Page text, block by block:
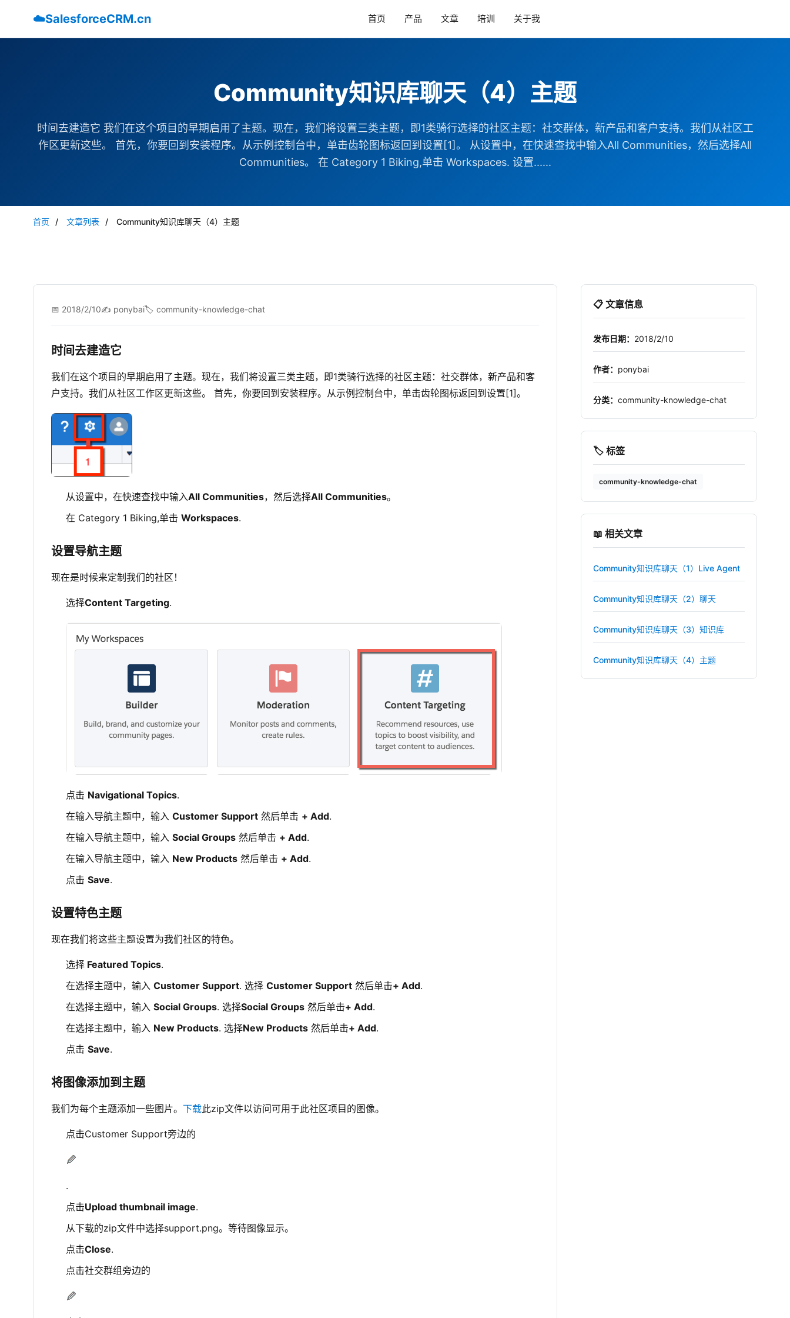
☁️SalesforceCRM.cn 首页 产品 文章 培训 关于我
Community知识库聊天（4）主题
时间去建造它 我们在这个项目的早期启用了主题。现在，我们将设置三类主题，即1类骑行选择的社区主题：社交群体，新产品和客户支持。我们从社区工
作区更新这些。 首先，你要回到安装程序。从示例控制台中，单击齿轮图标返回到设置[1]。 从设置中，在快速查找中输入All Communities，然后选择All
Communities。 在 Category 1 Biking,单击 Workspaces. 设置......
首页 / 文章列表 / Community知识库聊天（4）主题
📅 2018/2/10✍️ ponybai🏷️ community-knowledge-chat
时间去建造它
我们在这个项目的早期启用了主题。现在，我们将设置三类主题，即1类骑行选择的社区主题：社交群体，新产品和客
户支持。我们从社区工作区更新这些。 首先，你要回到安装程序。从示例控制台中，单击齿轮图标返回到设置[1]。
从设置中，在快速查找中输入All Communities，然后选择All Communities。
在 Category 1 Biking,单击 Workspaces.
设置导航主题
现在是时候来定制我们的社区！
选择Content Targeting.
点击 Navigational Topics.
在输入导航主题中，输入 Customer Support 然后单击 + Add.
在输入导航主题中，输入 Social Groups 然后单击 + Add.
在输入导航主题中，输入 New Products 然后单击 + Add.
点击 Save.
设置特色主题
现在我们将这些主题设置为我们社区的特色。
选择 Featured Topics.
在选择主题中，输入 Customer Support. 选择 Customer Support 然后单击+ Add.
在选择主题中，输入 Social Groups. 选择Social Groups 然后单击+ Add.
在选择主题中，输入 New Products. 选择New Products 然后单击+ Add.
点击 Save.
将图像添加到主题
我们为每个主题添加一些图片。 下载此zip文件以访问可用于此社区项目的图像。
点击Customer Support旁边的
.
点击Upload thumbnail image.
从下载的zip文件中选择support.png。等待图像显示。
点击Close.
点击社交群组旁边的
📋 文章信息
发布日期： 2018/2/10
作者： ponybai
分类： community-knowledge-chat
🏷️ 标签
community-knowledge-chat
📖 相关文章
Community知识库聊天（1）Live Agent
Community知识库聊天（2）聊天
Community知识库聊天（3）知识库
Community知识库聊天（4）主题